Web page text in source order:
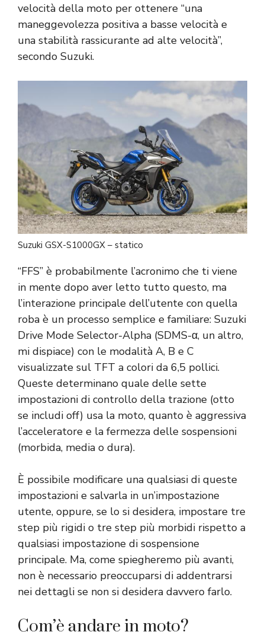
velocità della moto per ottenere “una
maneggevolezza positiva a basse velocità e
una stabilità rassicurante ad alte velocità”,
secondo Suzuki.
Suzuki GSX-S1000GX – statico
“FFS” è probabilmente l’acronimo che ti viene
in mente dopo aver letto tutto questo, ma
l’interazione principale dell’utente con quella
roba è un processo semplice e familiare: Suzuki
Drive Mode Selector-Alpha (SDMS-α, un altro,
mi dispiace) con le modalità A, B e C
visualizzate sul TFT a colori da 6,5 ​​pollici.
Queste determinano quale delle sette
impostazioni di controllo della trazione (otto
se includi off) usa la moto, quanto è aggressiva
l’acceleratore e la fermezza delle sospensioni
(morbida, media o dura).
È possibile modificare una qualsiasi di queste
impostazioni e salvarla in un’impostazione
utente, oppure, se lo si desidera, impostare tre
step più rigidi o tre step più morbidi rispetto a
qualsiasi impostazione di sospensione
principale. Ma, come spiegheremo più avanti,
non è necessario preoccuparsi di addentrarsi
nei dettagli se non si desidera davvero farlo.
Com’è andare in moto?